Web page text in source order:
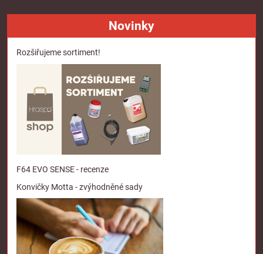
Novinky
Rozšiřujeme sortiment!
F64 EVO SENSE - recenze
Konvičky Motta - zvýhodněné sady